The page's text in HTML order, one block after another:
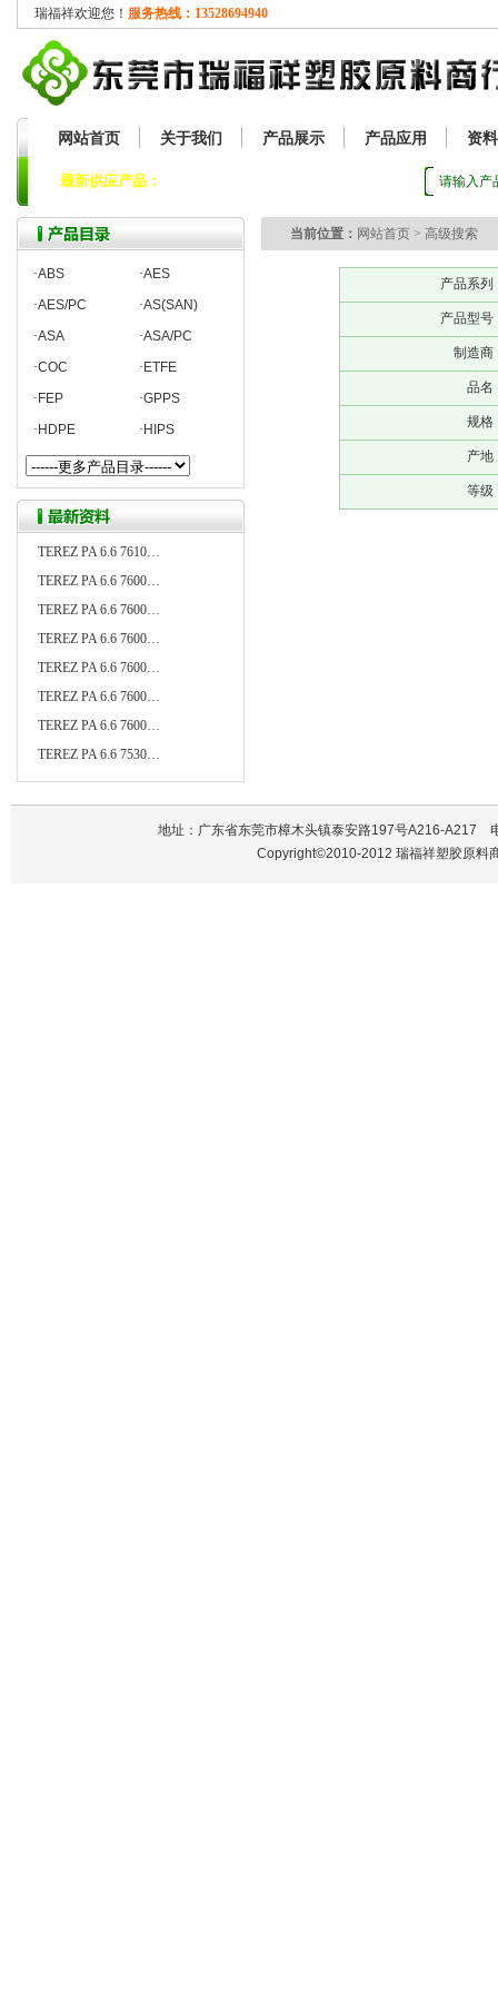
瑞福祥欢迎您！ 服务热线：13528694940
网站首页 关于我们 产品展示 产品应用 资
最新供应产品：
·ABS ·AES
·AES/PC ·AS(SAN)
·ASA ·ASA/PC
·COC · ETFE
· FEP ·GPPS
· HDPE · HIPS
TEREZ PA 6.6 7610…
TEREZ PA 6.6 7600…
TEREZ PA 6.6 7600…
TEREZ PA 6.6 7600…
TEREZ PA 6.6 7600…
TEREZ PA 6.6 7600…
TEREZ PA 6.6 7600…
TEREZ PA 6.6 7530…
当前位置： 网站首页 > 高级搜索
产品系列
产品型号
制造商
品名
规格
产地
等级
地址：广东省东莞市樟木头镇泰安路197号A216-
Copyright©2010-2012 瑞福祥塑胶原料